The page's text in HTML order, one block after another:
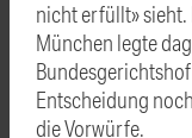
nicht erfüllt»
München legte
Entscheidung
die Vorwürfe.